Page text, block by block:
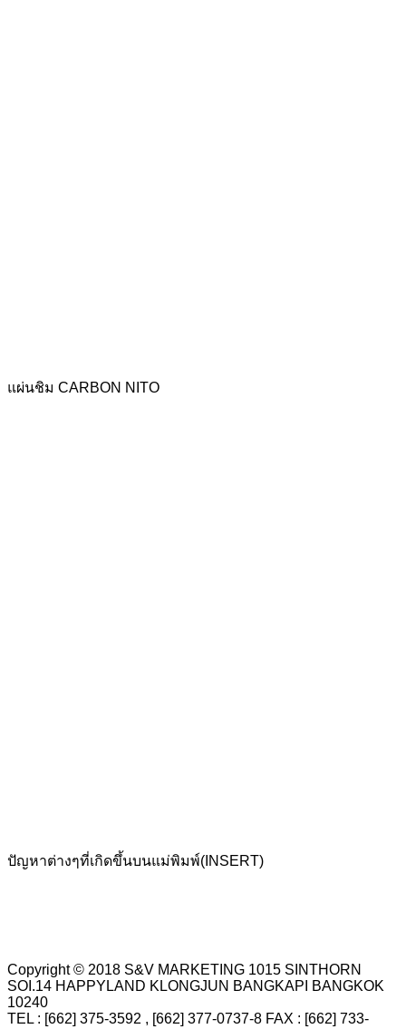
แผ่นชิม CARBON NITO
ปัญหาต่างๆที่เกิดขึ้นบนแม่พิมพ์(INSERT)
Copyright © 2018 S&V MARKETING 1015 SINTHORN
SOI.14 HAPPYLAND KLONGJUN BANGKAPI BANGKOK
10240
TEL : [662] 375-3592 , [662] 377-0737-8 FAX : [662] 733-